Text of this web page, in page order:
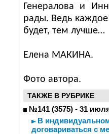
Генералова и
рады. Ведь
будет, тем лучше…
Елена МАКИНА.
Фото автора.
ТАКЖЕ В РУБРИКЕ
№141 (3575) - 31
В
договариваться с